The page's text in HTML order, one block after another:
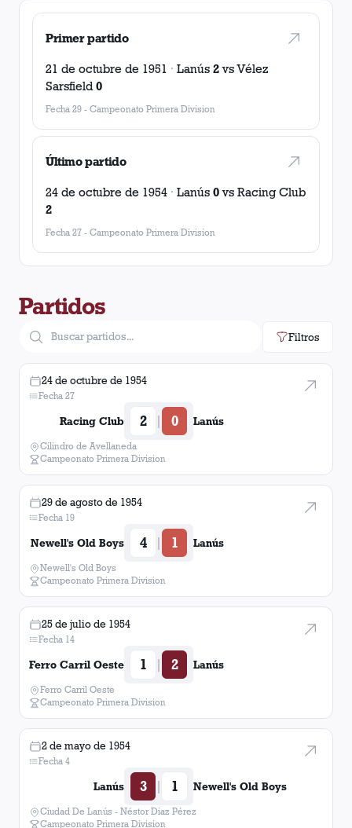
Primer partido
21 de octubre de 1951 · Lanús 2vs Vélez
Sarsfield 0
Fecha 29 - Campeonato Primera Division
Último partido
24 de octubre de 1954 · Lanús 0vs Racing Club
2
Fecha 27 - Campeonato Primera Division
Partidos
Filtros
24 de octubre de 1954
Fecha 27
Racing Club 2 | 0 Lanús
Cilindro de Avellaneda
Campeonato Primera Division
29 de agosto de 1954
Fecha 19
Newell's Old Boys 4 | 1 Lanús
Newell's Old Boys
Campeonato Primera Division
25 de julio de 1954
Fecha 14
Ferro Carril Oeste 1 | 2 Lanús
Ferro Carril Oeste
Campeonato Primera Division
2 de mayo de 1954
Fecha 4
Lanús 3 | 1 Newell's Old Boys
Ciudad De Lanús - Néstor Diaz Pérez
Campeonato Primera Division